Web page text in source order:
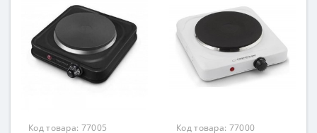
Код товара: 77005
Код товара: 77000